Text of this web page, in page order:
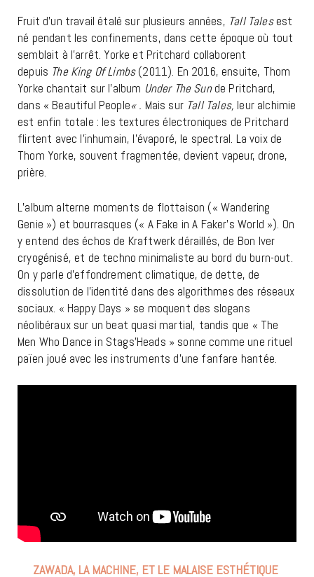
Fruit d’un travail étalé sur plusieurs années, Tall Talesest
né pendant les confinements, dans cette époque où tout
semblait à l’arrêt. Yorke et Pritchard collaborent
depuis The King Of Limbs(2011). En 2016, ensuite, Thom
Yorke chantait sur l’album Under The Sunde Pritchard,
dans « Beautiful People« . Mais sur Tall Tales, leur alchimie
est enfin totale : les textures électroniques de Pritchard
flirtent avec l’inhumain, l’évaporé, le spectral. La voix de
Thom Yorke, souvent fragmentée, devient vapeur, drone,
prière.
L’album alterne moments de flottaison (« Wandering
Genie ») et bourrasques (« A Fake in A Faker’s World »). On
y entend des échos de Kraftwerk déraillés, de Bon Iver
cryogénisé, et de techno minimaliste au bord du burn-out.
On y parle d’effondrement climatique, de dette, de
dissolution de l’identité dans des algorithmes des réseaux
sociaux. « Happy Days » se moquent des slogans
néolibéraux sur un beat quasi martial, tandis que « The
Men Who Dance in Stags’Heads » sonne comme une rituel
païen joué avec les instruments d’une fanfare hantée.
ZAWADA, LA MACHINE, ET LE MALAISE ESTHÉTIQUE